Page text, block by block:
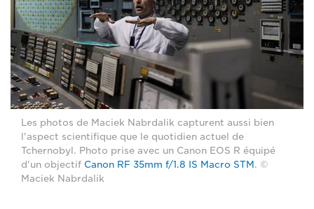
Les photos de Maciek Nabrdalik capturent aussi bien
l'aspect scientifique que le quotidien actuel de
Tchernobyl. Photo prise avec un Canon EOS R équipé
d'un objectif Canon RF 35mm f/1.8 IS Macro STM . ©
Maciek Nabrdalik